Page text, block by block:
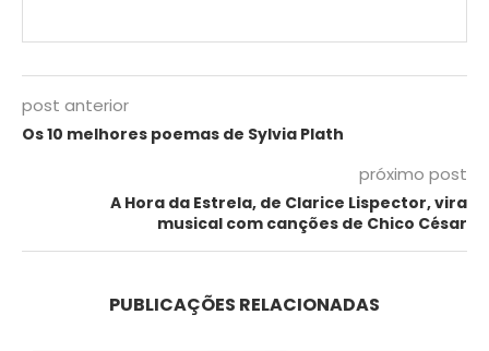
post anterior
Os 10 melhores poemas de Sylvia Plath
próximo post
A Hora da Estrela, de Clarice Lispector, vira
musical com canções de Chico César
PUBLICAÇÕES RELACIONADAS